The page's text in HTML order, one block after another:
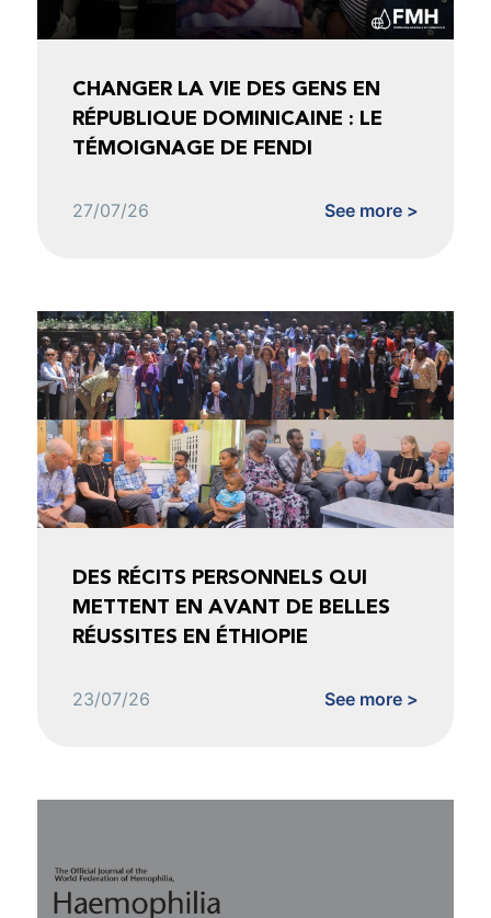
CHANGER LA VIE DES GENS EN
RÉPUBLIQUE DOMINICAINE : LE
TÉMOIGNAGE DE FENDI
27/07/26 See more >
DES RÉCITS PERSONNELS QUI
METTENT EN AVANT DE BELLES
RÉUSSITES EN ÉTHIOPIE
23/07/26 See more >